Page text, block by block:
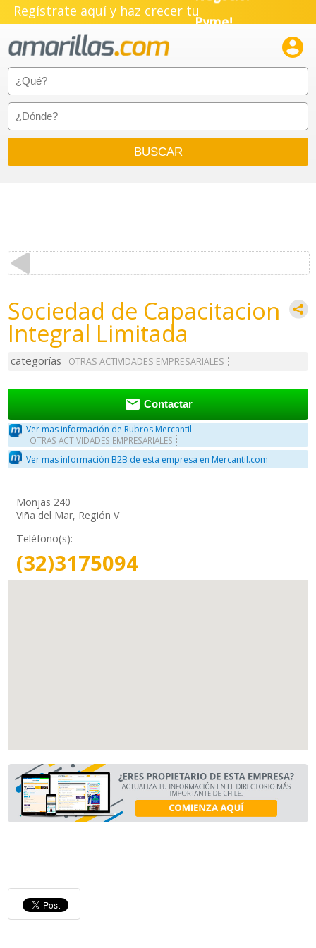
Regístrate aquí y haz crecer tuNegocio!
Emprendimiento!

Sociedad de Capacitacion
Integral Limitada
categorías OTRAS ACTIVIDADES EMPRESARIALES
 Contactar
Ver mas información de Rubros Mercantil
OTRAS ACTIVIDADES EMPRESARIALES
Ver mas información B2B de esta empresa en Mercantil.com
Monjas 240
Viña del Mar, Región V
Teléfono(s):
(32)3175094